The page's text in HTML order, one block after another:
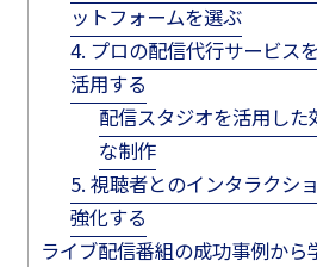
ットフォームを選ぶ
4. プロの配信代行サービス
活用する
配信スタジオを活用した
な制作
5. 視聴者とのインタラクシ
強化する
ライブ配信番組の成功事例から